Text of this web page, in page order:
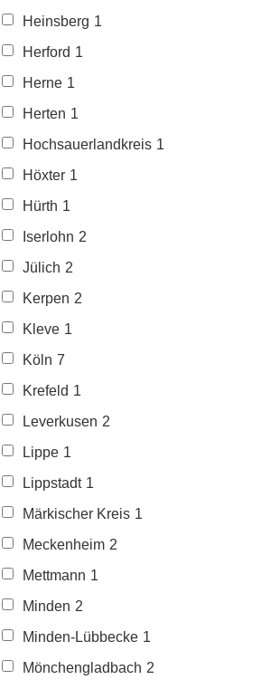
Heinsberg 1
Herford 1
Herne 1
Herten 1
Hochsauerlandkreis 1
Höxter 1
Hürth 1
Iserlohn 2
Jülich 2
Kerpen 2
Kleve 1
Köln 7
Krefeld 1
Leverkusen 2
Lippe 1
Lippstadt 1
Märkischer Kreis 1
Meckenheim 2
Mettmann 1
Minden 2
Minden-Lübbecke 1
Mönchengladbach 2